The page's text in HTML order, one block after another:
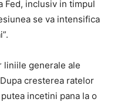
Fed, inclusiv in timpul
se va intensifica
liniile generale ale
cresterea ratelor
incetini pana la o